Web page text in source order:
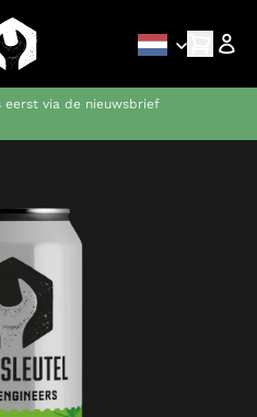
DE-FR bij bestellingen van meer